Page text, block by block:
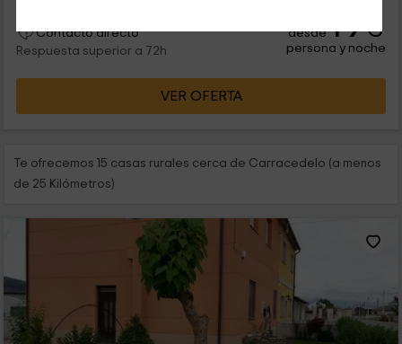
Contacto directo
Respuesta superior a 72h
desde19€
persona y noche
VER OFERTA
Te ofrecemos 15 casas rurales cerca de Carracedelo (a menos
de 25 Kilómetros)